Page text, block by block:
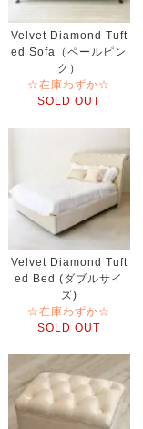
Velvet Diamond Tuft
ed Sofa（ペールピン
ク）
☆在庫わずか☆
SOLD OUT
Velvet Diamond Tuft
ed Bed (ダブルサイ
ズ)
☆在庫わずか☆
SOLD OUT